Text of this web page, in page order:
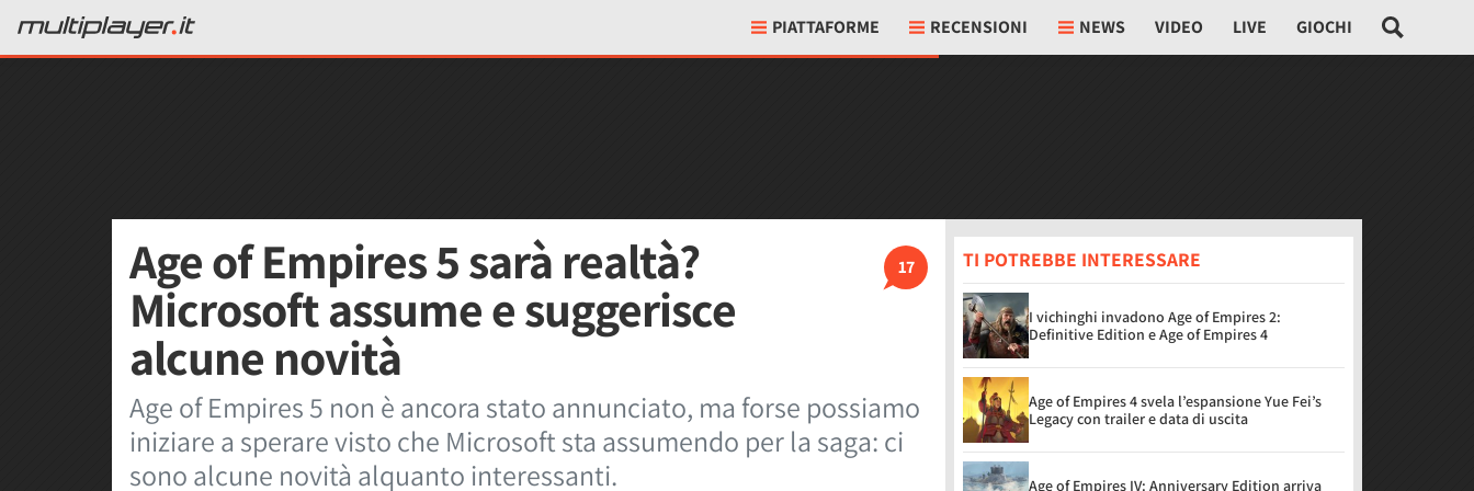
PIATTAFORME RECENSIONI NEWS VIDEO LIVE GIOCHI
17
Age of Empires 5 sarà realtà?
Microsoft assume e suggerisce
alcune novità
Age of Empires 5 non è ancora stato annunciato, ma forse possiamo
iniziare a sperare visto che Microsoft sta assumendo per la saga: ci
sono alcune novità alquanto interessanti.
TI POTREBBE INTERESSARE
I vichinghi invadono Age of Empires 2:
Definitive Edition e Age of Empires 4
Age of Empires 4 svela l’espansione Yue Fei’s
Legacy con trailer e data di uscita
Age of Empires IV: Anniversary Edition arriva